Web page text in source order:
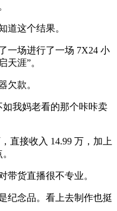
道这个结果。
一场进行了一场 7X24 小
天涯”。
欠款。
如我妈老看的那个咔咔卖
直接收入 14.99 万，加上
带货直播很不专业。
纪念品。看上去制作也挺